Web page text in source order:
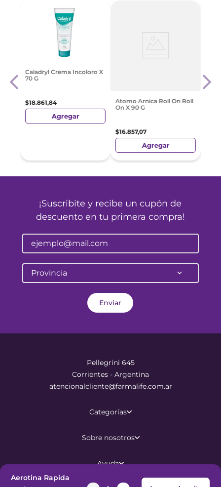
Aerotina Rapida
Caladryl Crema Incoloro X
70 G
$18.861,84
Agregar
Atomo Arnica Roll On Roll
On X 90 G
$16.857,07
Agregar
¡Suscribite y recibe un cupón de
descuento en tu primera compra!
Provincia
Enviar
Pellegrini 645
Corrientes - Argentina
atencionalcliente@farmalife.com.ar
Categorías
Sobre nosotros
Ayuda